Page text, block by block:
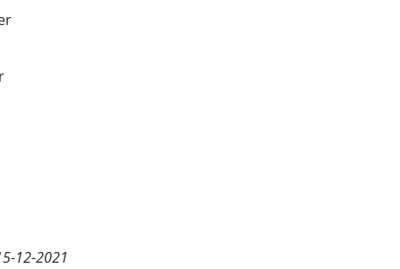
12-2021